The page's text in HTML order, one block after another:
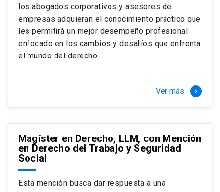
los abogados corporativos y asesores de
empresas adquieran el conocimiento práctico que
les permitirá un mejor desempeño profesional
enfocado en los cambios y desafíos que enfrenta
el mundo del derecho.
Ver más keyboard_arrow_right
Magíster en Derecho, LLM, con Mención
en Derecho del Trabajo y Seguridad
Social
Esta mención busca dar respuesta a una